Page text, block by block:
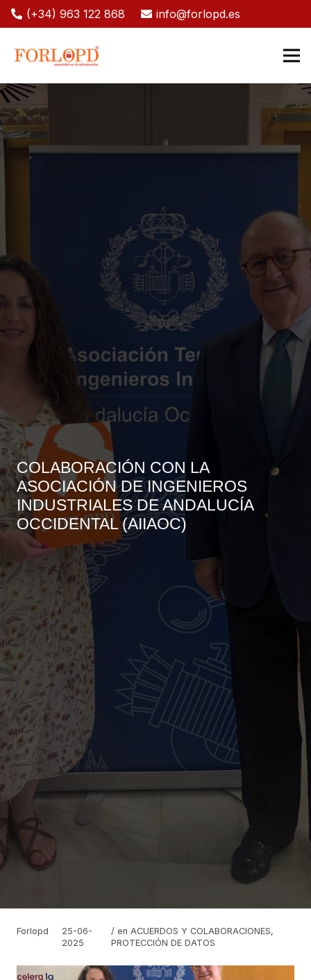
(+34) 963 122 868 info@forlopd.es
COLABORACIÓN CON LA
ASOCIACIÓN DE INGENIEROS
INDUSTRIALES DE ANDALUCÍA
OCCIDENTAL (AIIAOC)
Forlopd
25-06-
2025
/ en ACUERDOS Y COLABORACIONES,
PROTECCIÓN DE DATOS